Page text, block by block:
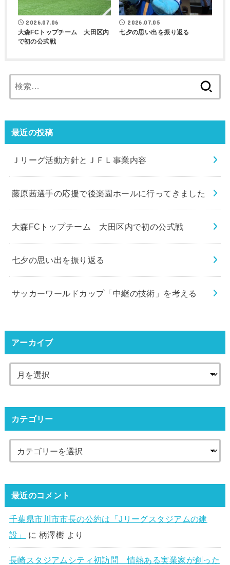
2026.07.06
大森FCトップチーム 大田区内
で初の公式戦
2026.07.05
七夕の思い出を振り返る
索:
最近の投稿
Ｊリーグ活動方針とＪＦＬ事業内容
藤原茜選手の応援で後楽園ホールに行ってきました
大森FCトップチーム 大田区内で初の公式戦
七夕の思い出を振り返る
サッカーワールドカップ「中継の技術」を考える
アーカイブ
カテゴリー
最近のコメント
千葉県市川市市長の公約は「Jリーグスタジアムの建
設」
に 柄澤樹 より
長崎スタジアムシティ初訪問 情熱ある実業家が創った